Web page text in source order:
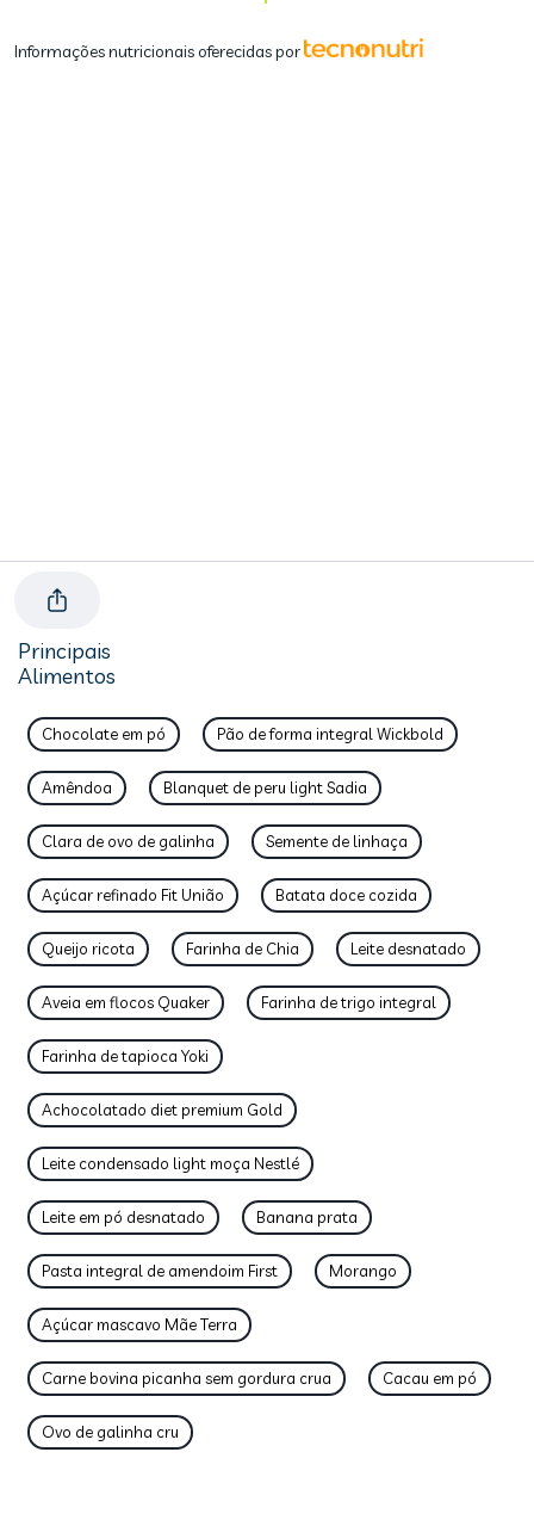
Informações nutricionais oferecidas por
Principais
Alimentos
Chocolate em pó Pão de forma integral Wickbold
Amêndoa Blanquet de peru light Sadia
Clara de ovo de galinha Semente de linhaça
Açúcar refinado Fit União Batata doce cozida
Queijo ricota Farinha de Chia Leite desnatado
Aveia em flocos Quaker Farinha de trigo integral
Farinha de tapioca Yoki
Achocolatado diet premium Gold
Leite condensado light moça Nestlé
Leite em pó desnatado Banana prata
Pasta integral de amendoim First Morango
Açúcar mascavo Mãe Terra
Carne bovina picanha sem gordura crua Cacau em pó
Ovo de galinha cru